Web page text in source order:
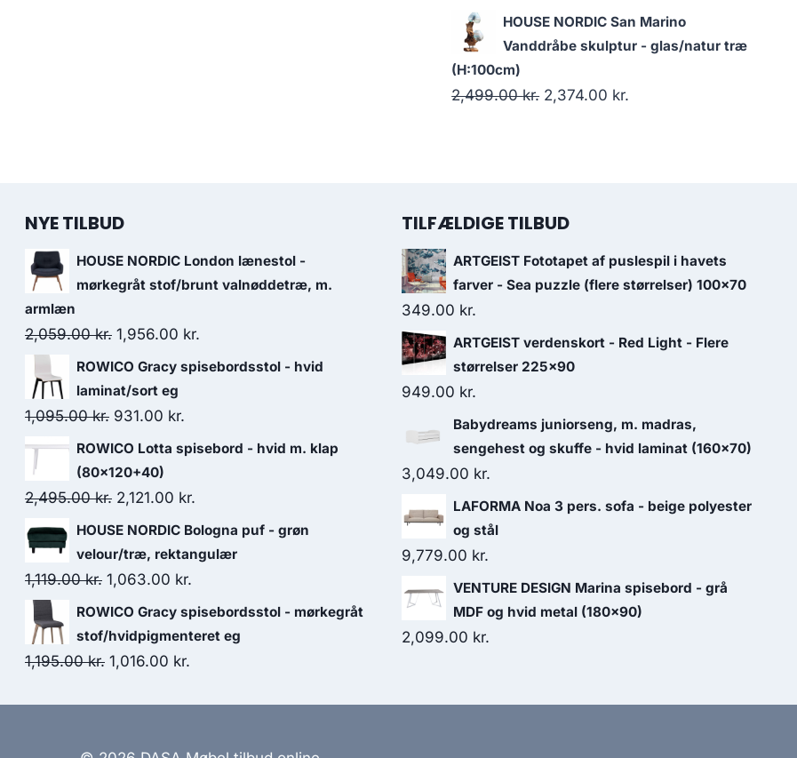
HOUSE NORDIC San Marino
Vanddråbe skulptur - glas/natur træ
(H:100cm)
2,499.00kr. 2,374.00 kr.
NYE TILBUD
HOUSE NORDIC London lænestol -
mørkegråt stof/brunt valnøddetræ, m.
armlæn
2,059.00kr. 1,956.00 kr.
ROWICO Gracy spisebordsstol - hvid
laminat/sort eg
1,095.00kr. 931.00 kr.
ROWICO Lotta spisebord - hvid m. klap
(80x120+40)
2,495.00kr. 2,121.00 kr.
HOUSE NORDIC Bologna puf - grøn
velour/træ, rektangulær
1,119.00kr. 1,063.00 kr.
ROWICO Gracy spisebordsstol - mørkegråt
stof/hvidpigmenteret eg
1,195.00kr. 1,016.00 kr.
TILFÆLDIGE TILBUD
ARTGEIST Fototapet af puslespil i havets
farver - Sea puzzle (flere størrelser) 100x70
349.00 kr.
ARTGEIST verdenskort - Red Light - Flere
størrelser 225x90
949.00 kr.
Babydreams juniorseng, m. madras,
sengehest og skuffe - hvid laminat (160x70)
3,049.00 kr.
LAFORMA Noa 3 pers. sofa - beige polyester
og stål
9,779.00 kr.
VENTURE DESIGN Marina spisebord - grå
MDF og hvid metal (180x90)
2,099.00 kr.